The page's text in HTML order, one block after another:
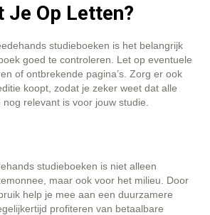
Je Op Letten?
studieboeken is het belangrijk
goed te controleren. Let op eventuele
of ontbrekende pagina’s. Zorg er ook
koopt, zodat je zeker weet dat alle
relevant is voor jouw studie.
studieboeken is niet alleen
maar ook voor het milieu. Door
help je mee aan een duurzamere
profiteren van betaalbare